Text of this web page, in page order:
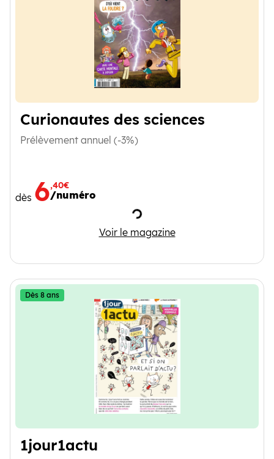
Curionautes des sciences
Prélèvement annuel (-3%)
dès 6,40€
/numéro
Chargement
Voir le magazineCurionautes des sciences
1jour1actu
Dès 8 ans